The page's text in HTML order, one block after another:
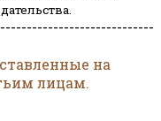
на
лицам.